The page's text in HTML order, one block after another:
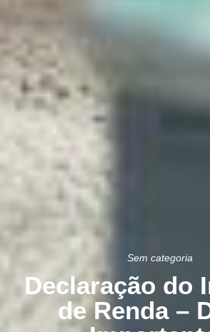
Sem categoria
Declaração do
de Renda –